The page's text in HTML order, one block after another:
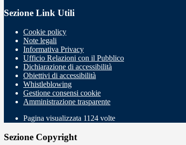
Sezione Link Utili
Cookie policy
Note legali
Informativa Privacy
Ufficio Relazioni con il Pubblico
Dichiarazione di accessibilità
Obiettivi di accessibilità
Whistleblowing
Gestione consensi cookie
Amministrazione trasparente
Pagina visualizzata 1124 volte
Sezione Copyright